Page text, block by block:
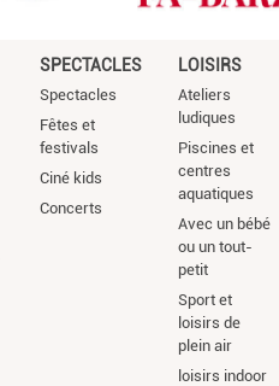
SPECTACLES
Spectacles
Fêtes et
festivals
Ciné kids
Concerts
LOISIRS
Ateliers
ludiques
Piscines et
centres
aquatiques
Avec un bébé
ou un tout-
petit
Sport et
loisirs de
plein air
loisirs indoor